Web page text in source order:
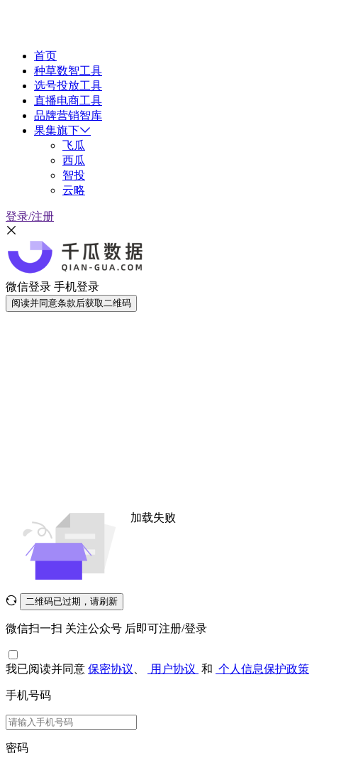
首页
种草数智工具
选号投放工具
直播电商工具
品牌营销智库
果集旗下
飞瓜
西瓜
智投
云略
登录/注册
微信登录 手机登录
阅读并同意条款后获取二维码
加载失败
二维码已过期，请刷新
微信扫一扫 关注公众号 后即可注册/登录
我已阅读并同意 保密协议 用户协议 和 个人信息保护政策
手机号码
密码